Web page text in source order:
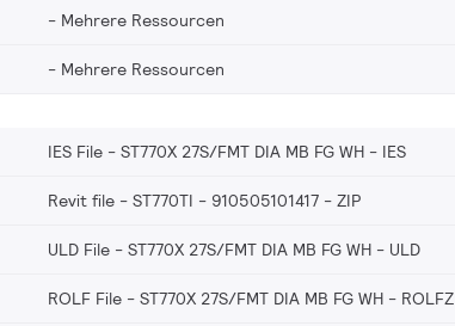
Mehrere Ressourcen
Mehrere Ressourcen
IES File - ST770X 27S/FMT DIA MB FG WH IES
Revit file - ST770TI - 910505101417 ZIP
ULD File - ST770X 27S/FMT DIA MB FG WH ULD
ROLF File - ST770X 27S/FMT DIA MB FG WH ROLFZ